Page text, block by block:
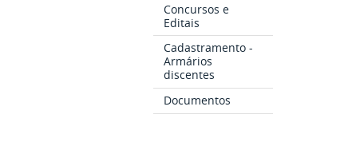
Concursos e
Editais
Cadastramento -
Armários
discentes
Documentos